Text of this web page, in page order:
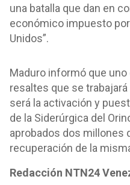
una batalla que dan en
económico impuesto
Unidos”.
Maduro informó que
resaltes que se
será la activación y
de la Siderúrgica del
aprobados dos millones
recuperación de la
Redacción NTN24